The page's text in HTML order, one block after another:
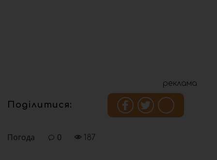
реклама
Поділитися:
Погода 0 187